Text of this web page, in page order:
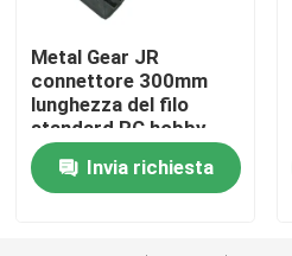
Casa
Prodotti
Metal Gear JR
connettore 300mm
lunghezza del filo
standard RC hobby
servomotore
Invia richiesta